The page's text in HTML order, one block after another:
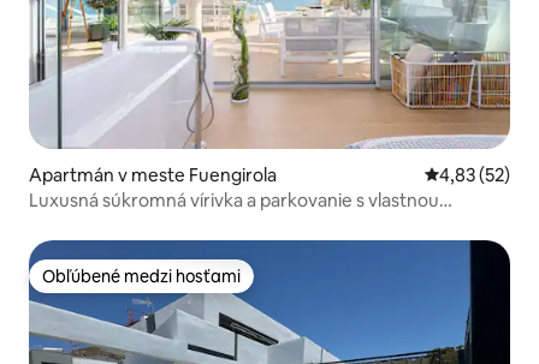
Apartmán v meste Fuengirola Priemerné
4,83 (52)
Luxusná súkromná vírivka a parkovanie s vlastnou
Obľúbené medzi hosťami
Obľúbené medzi hosťami